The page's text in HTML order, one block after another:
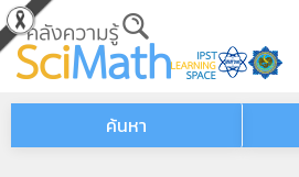
Skip to main content
ค้นหา